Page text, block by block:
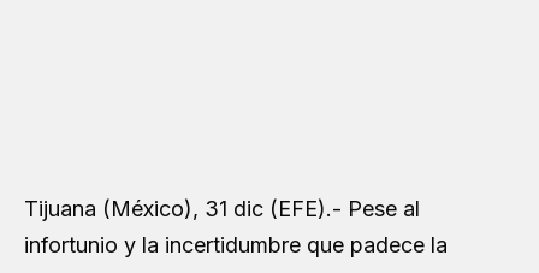
Tijuana (México), 31 dic (EFE).- Pese al
infortunio y la incertidumbre que padece la